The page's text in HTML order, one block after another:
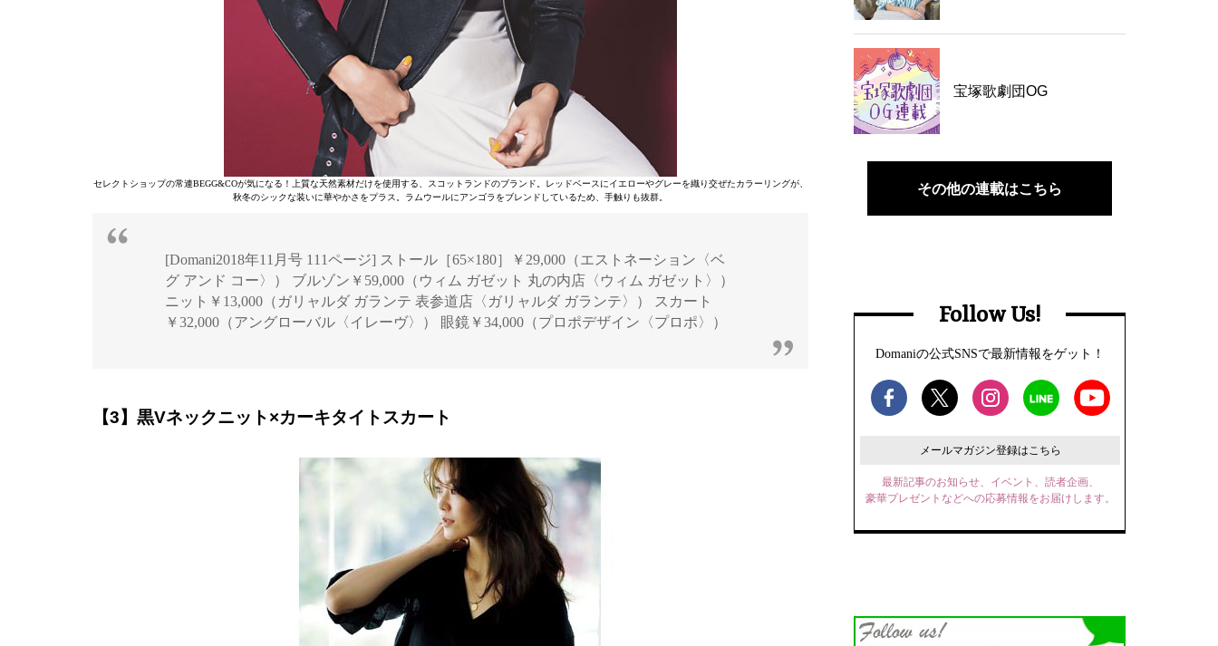
セレクトショップの常連BEGG&COが気になる！上質な天然素材だけを使用する、スコットランドのブランド。レッドベースにイエローやグレーを織り交ぜたカラーリングが、
秋冬のシックな装いに華やかさをプラス。ラムウールにアンゴラをブレンドしているため、手触りも抜群。
[Domani2018年11月号 111ページ] ストール［65×180］￥29,000（エストネーション〈ベ
グ アンド コー〉） ブルゾン￥59,000（ウィム ガゼット 丸の内店〈ウィム ガゼット〉）
ニット￥13,000（ガリャルダ ガランテ 表参道店〈ガリャルダ ガランテ〉） スカート
￥32,000（アングローバル〈イレーヴ〉） 眼鏡￥34,000（プロポデザイン〈プロポ〉）
【3】黒Vネックニット×カーキタイトスカート
宝塚歌劇団OG
その他の連載はこちら
Follow Us!
Domaniの公式SNSで最新情報をゲット！
メールマガジン登録はこちら
最新記事のお知らせ、イベント、読者企画、
豪華プレゼントなどへの応募情報をお届けします。